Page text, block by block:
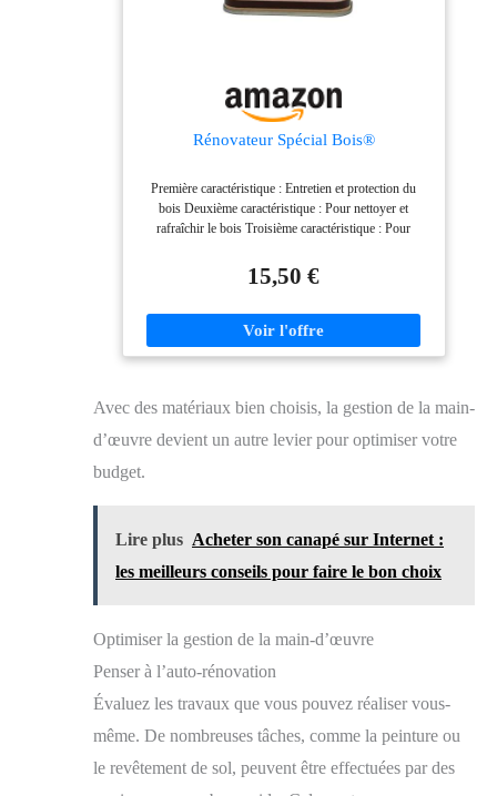
Rénovateur Spécial Bois®
Première caractéristique : Entretien et protection du
bois Deuxième caractéristique : Pour nettoyer et
rafraîchir le bois Troisième caractéristique : Pour
caractéristique : Redonne à votre meuble sa couleur
d'origine
15,50 €
Avec des matériaux bien choisis, la gestion de la main-
d’œuvre devient un autre levier pour optimiser votre
budget.
Lire plus Acheter son canapé sur Internet :
les meilleurs conseils pour faire le bon choix
Optimiser la gestion de la main-d’œuvre
Penser à l’auto-rénovation
Évaluez les travaux que vous pouvez réaliser vous-
même. De nombreuses tâches, comme la peinture ou
le revêtement de sol, peuvent être effectuées par des